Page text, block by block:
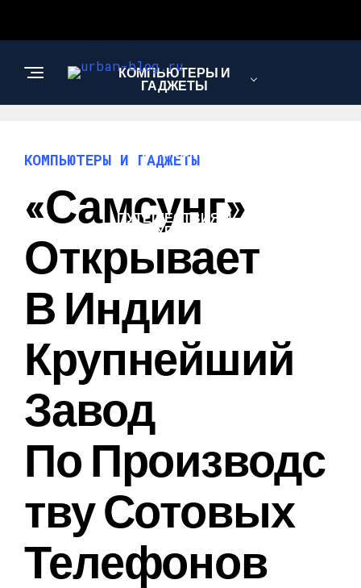
КОМПЬЮТЕРЫ И
ГАДЖЕТЫ
НОВОСТИ
ПУТЕШЕСТВИЯ И
ТУРИЗМ
КОМПЬЮТЕРЫ И ГАДЖЕТЫ
«Самсунг»
Открывает
В Индии
Крупнейший
Завод
По Производс
Тву Сотовых
Телефонов